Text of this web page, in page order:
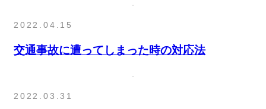
2022.04.15
交通事故に遭ってしまった時の対応法
2022.03.31